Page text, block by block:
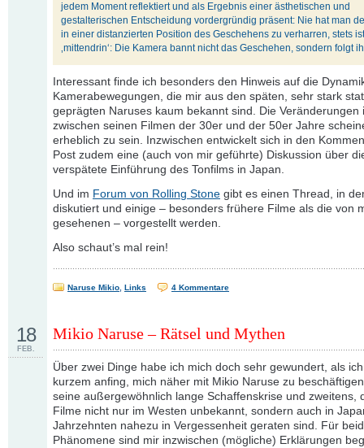
jedem Moment reflektiert und als Ergebnis einer ästhetischen und
gestalterischen Entscheidung vordergründig präsent: Nie hat man
in einer distanzierten Position des Geschehens zu verharren, stets
‚mittendrin‘: Die Kamera bannt nicht das Geschehen, sondern folgt
Interessant finde ich besonders den Hinweis auf die
Kamerabewegungen, die mir aus den späten, sehr stark
geprägten Naruses kaum bekannt sind. Die Veränderungen
zwischen seinen Filmen der 30er und der 50er Jahre
erheblich zu sein. Inzwischen entwickelt sich in den
Post zudem eine (auch von mir geführte) Diskussion über
verspätete Einführung des Tonfilms in Japan.
Und im Forum von Rolling Stone gibt es einen Thread, in
diskutiert und einige – besonders frühere Filme als die von
gesehenen – vorgestellt werden.
Also schaut’s mal rein!
Naruse Mikio Links 4 Kommentare
Mikio Naruse – Rätsel und Mythen
18
FEB.
Über zwei Dinge habe ich mich doch sehr gewundert, als
kurzem anfing, mich näher mit Mikio Naruse zu
seine außergewöhnlich lange Schaffenskrise und zweitens,
Filme nicht nur im Westen unbekannt, sondern auch in
Jahrzehnten nahezu in Vergessenheit geraten sind. Für
Phänomene sind mir inzwischen (mögliche) Erklärungen